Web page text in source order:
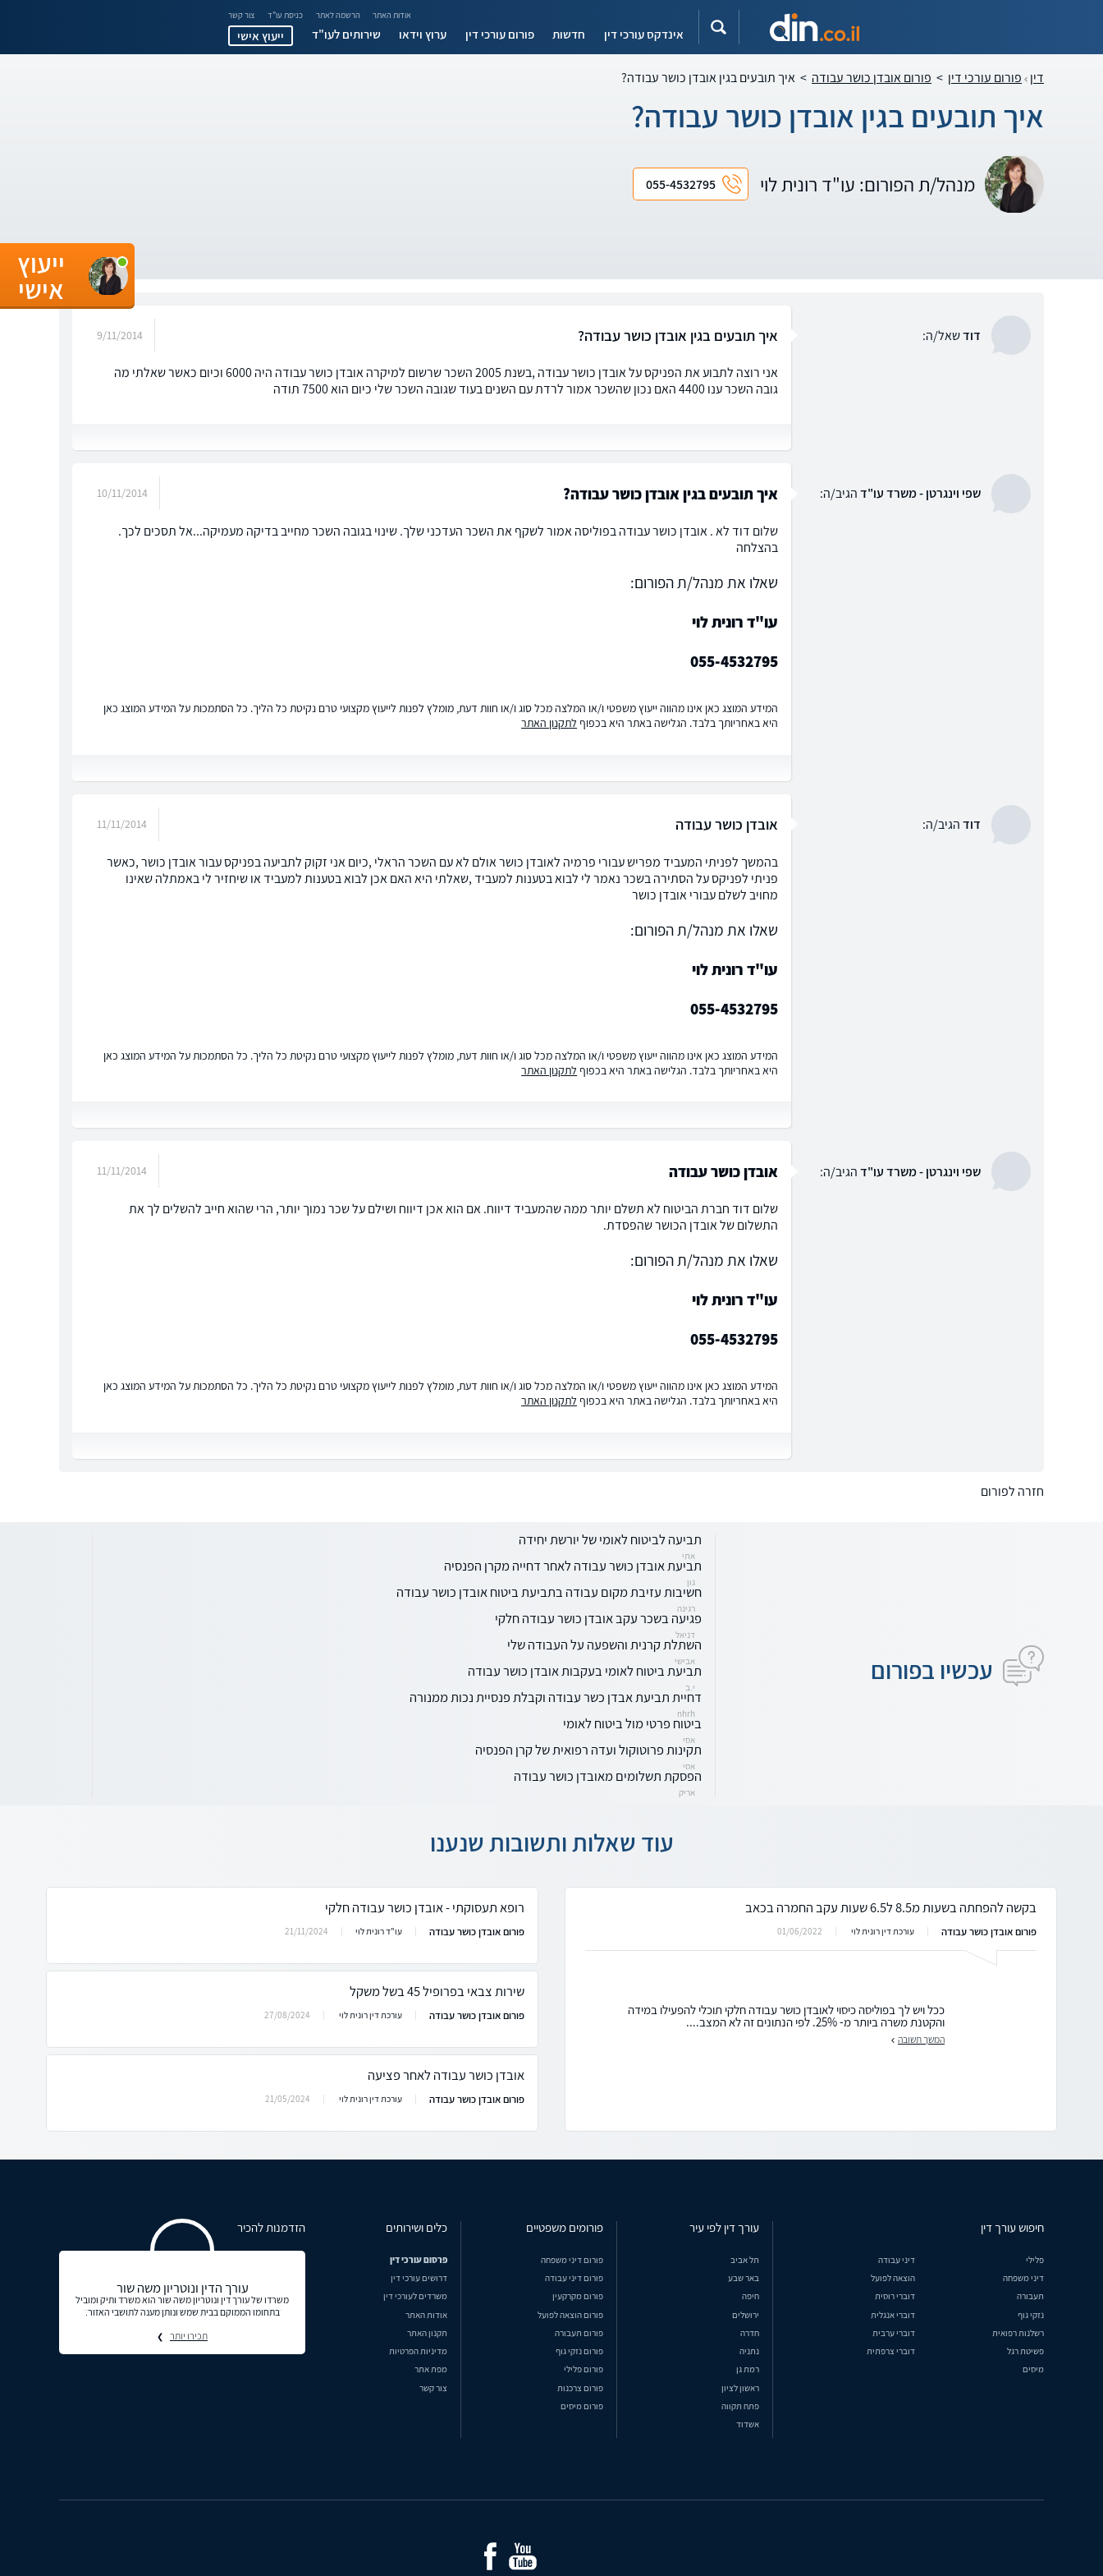
אודות האתר הרשמה לאתר כניסת עו"ד צור קשר
אינדקס עורכי דין חדשות פורום עורכי דין ערוץ וידאו שירותים לעו"ד ייעוץ אישי
דין פורום עורכי דין > פורום אובדן כושר עבודה > איך תובעים בגין אובדן כושר עבודה?
איך תובעים בגין אובדן כושר עבודה?
מנהל/ת הפורום: עו"ד רונית לוי 055-4532795
דודשאל/ה: איך תובעים בגין אובדן כושר עבודה? 9/11/2014
אני רוצה לתבוע את הפניקס על אובדן כושר עבודה ,בשנת 2005 השכר שרשום למיקרה אובדן כושר עבודה היה 6000 וכיום כאשר שאלתי מה
גובה השכר ענו 4400 האם נכון שהשכר אמור לרדת עם השנים בעוד שגובה השכר שלי כיום הוא 7500 תודה
שפי וינגרטן - משרד עו"דהגיב/ה: איך תובעים בגין אובדן כושר עבודה? 10/11/2014
שלום דוד לא . אובדן כושר עבודה בפוליסה אמור לשקף את השכר העדכני שלך. שינוי בגובה השכר מחייב בדיקה מעמיקה...אל תסכים לכך.
בהצלחה
שאלו את מנהל/ת הפורום:
עו"ד רונית לוי
055-4532795
המידע המוצג כאן אינו מהווה ייעוץ משפטי ו/או המלצה מכל סוג ו/או חוות דעת, מומלץ לפנות לייעוץ מקצועי טרם נקיטת כל הליך. כל הסתמכות על המידע המוצג כאן
היא באחריותך בלבד. הגלישה באתר היא בכפוף לתקנון האתר
דודהגיב/ה: אובדן כושר עבודה 11/11/2014
בהמשך לפניתי המעביד מפריש עבורי פרמיה לאובדן כושר אולם לא עם השכר הראלי ,כיום אני זקוק לתביעה בפניקס עבור אובדן כושר ,כאשר
פניתי לפניקס על הסתירה בשכר נאמר לי לבוא בטענות למעביד ,שאלתי היא האם אכן לבוא בטענות למעביד או שיחזיר לי באמתלה שאינו
מחויב לשלם עבורי אובדן כושר
שאלו את מנהל/ת הפורום:
עו"ד רונית לוי
055-4532795
המידע המוצג כאן אינו מהווה ייעוץ משפטי ו/או המלצה מכל סוג ו/או חוות דעת, מומלץ לפנות לייעוץ מקצועי טרם נקיטת כל הליך. כל הסתמכות על המידע המוצג כאן
היא באחריותך בלבד. הגלישה באתר היא בכפוף לתקנון האתר
שפי וינגרטן - משרד עו"דהגיב/ה: אובדן כושר עבודה 11/11/2014
שלום דוד חברת הביטוח לא תשלם יותר ממה שהמעביד דיווח. אם הוא אכן דיווח ושילם על שכר נמוך יותר, הרי שהוא חייב להשלים לך את
התשלום של אובדן הכושר שהפסדת.
שאלו את מנהל/ת הפורום:
עו"ד רונית לוי
055-4532795
המידע המוצג כאן אינו מהווה ייעוץ משפטי ו/או המלצה מכל סוג ו/או חוות דעת, מומלץ לפנות לייעוץ מקצועי טרם נקיטת כל הליך. כל הסתמכות על המידע המוצג כאן
היא באחריותך בלבד. הגלישה באתר היא בכפוף לתקנון האתר
חזרה לפורום
עכשיו בפורום
תביעה לביטוח לאומי של יורשת יחידה
אתי
תביעת אובדן כושר עבודה לאחר דחייה מקרן הפנסיה
גון
חשיבות עזיבת מקום עבודה בתביעת ביטוח אובדן כושר עבודה
רגינה
פגיעה בשכר עקב אובדן כושר עבודה חלקי
דניאל
השתלת קרנית והשפעה על העבודה שלי
אבישי
תביעת ביטוח לאומי בעקבות אובדן כושר עבודה
י.ב
דחיית תביעת אבדן כשר עבודה וקבלת פנסיית נכות ממנורה
nhrh
ביטוח פרטי מול ביטוח לאומי
אסי
תקינות פרוטוקול ועדה רפואית של קרן הפנסיה
אסי
הפסקת תשלומים מאובדן כושר עבודה
אריק
עוד שאלות ותשובות שנענו
בקשה להפחתה בשעות מ8.5 ל6.5 שעות עקב החמרה בכאב
פורום אובדן כושר עבודה עורכת דין רונית לוי 01/06/2022
ככל ויש לך בפוליסה כיסוי לאובדן כושר עבודה חלקי תוכלי להפעילו במידה
והקטנת משרה ביותר מ- 25%. לפי הנתונים זה לא המצב....
המשך תשובה
רופא תעסוקתי - אובדן כושר עבודה חלקי
פורום אובדן כושר עבודה עו"ד רונית לוי 21/11/2024
שירות צבאי בפרופיל 45 בשל משקל
פורום אובדן כושר עבודה עורכת דין רונית לוי 27/08/2024
אובדן כושר עבודה לאחר פציעה
פורום אובדן כושר עבודה עורכת דין רונית לוי 21/05/2024
ייעוץ
אישי
חיפוש עורך דין
פלילי
דיני עבודה
דיני משפחה
הוצאה לפועל
תעבורה
דוברי רוסית
נזקי גוף
דוברי אנגלית
רשלנות רפואית
דוברי ערבית
פשיטת רגל
דוברי צרפתית
מיסים
עורך דין לפי עיר
תל אביב
באר שבע
חיפה
ירושלים
חדרה
נתניה
רמת גן
ראשון לציון
פתח תקווה
אשדוד
פורומים משפטיים
פורום דיני משפחה
פורום דיני עבודה
פורום מקרקעין
פורום הוצאה לפועל
פורום תעבורה
פורום נזקי גוף
פורום פלילי
פורום צרכנות
פורום מיסים
כלים ושירותים
פרסום עורכי דין
דרושים עורכי דין
משרדים לעורכי דין
אודות האתר
תקנון האתר
מדיניות הפרטיות
מפת אתר
צור קשר
הזדמנות להכיר
עורך הדין ונוטריון משה שור
משרדו של עורך דין ונוטריון משה שור הוא משרד ותיק ומוביל
בתחומו הממוקם בבית שמש ונותן מענה לתושבי האזור.
תכירו יותר